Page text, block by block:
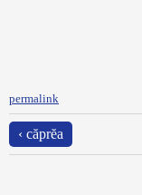
permalink
‹ căprĕa